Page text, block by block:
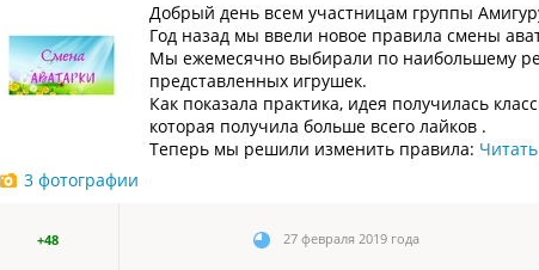
Добрый день всем участницам группы
Год назад мы ввели новое правила смены
Мы ежемесячно выбирали по наибольшему
представленных игрушек.
Как показала практика, идея получилась
которая получила больше всего лайков .
Теперь мы решили изменить правила:
3 фотографии
+48 27 февраля 2019 года